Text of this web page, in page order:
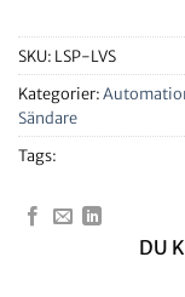
SKU: LSP-LVS
Kategorier:
Sändare
Tags:
DU